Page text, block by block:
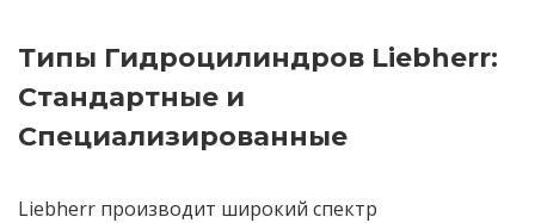
Типы Гидроцилиндров Liebherr:
Стандартные и
Специализированные
Liebherr производит широкий спектр